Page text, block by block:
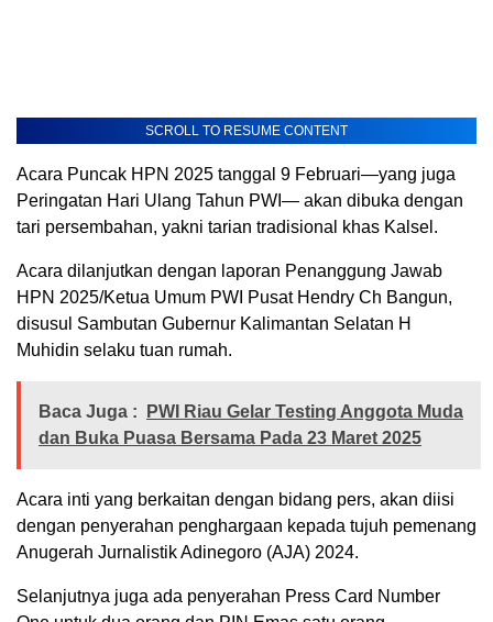
SCROLL TO RESUME CONTENT
Acara Puncak HPN 2025 tanggal 9 Februari—yang juga
Peringatan Hari Ulang Tahun PWI— akan dibuka dengan
tari persembahan, yakni tarian tradisional khas Kalsel.
Acara dilanjutkan dengan laporan Penanggung Jawab
HPN 2025/Ketua Umum PWI Pusat Hendry Ch Bangun,
disusul Sambutan Gubernur Kalimantan Selatan H
Muhidin selaku tuan rumah.
Baca Juga :
PWI Riau Gelar Testing Anggota Muda
dan Buka Puasa Bersama Pada 23 Maret 2025
Acara inti yang berkaitan dengan bidang pers, akan diisi
dengan penyerahan penghargaan kepada tujuh pemenang
Anugerah Jurnalistik Adinegoro (AJA) 2024.
Selanjutnya juga ada penyerahan Press Card Number